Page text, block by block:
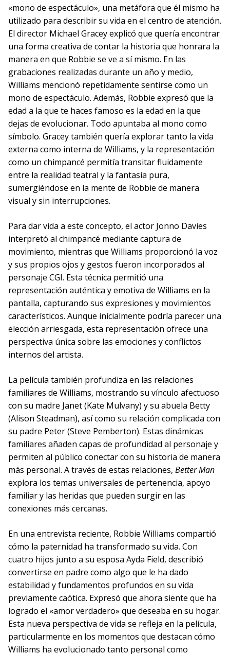
«mono de espectáculo», una metáfora que él mismo ha
utilizado para describir su vida en el centro de atención.
El director Michael Gracey explicó que quería encontrar
una forma creativa de contar la historia que honrara la
manera en que Robbie se ve a sí mismo. En las
grabaciones realizadas durante un año y medio,
Williams mencionó repetidamente sentirse como un
mono de espectáculo. Además, Robbie expresó que la
edad a la que te haces famoso es la edad en la que
dejas de evolucionar. Todo apuntaba al mono como
símbolo. Gracey también quería explorar tanto la vida
externa como interna de Williams, y la representación
como un chimpancé permitía transitar fluidamente
entre la realidad teatral y la fantasía pura,
sumergiéndose en la mente de Robbie de manera
visual y sin interrupciones.
Para dar vida a este concepto, el actor Jonno Davies
interpretó al chimpancé mediante captura de
movimiento, mientras que Williams proporcionó la voz
y sus propios ojos y gestos fueron incorporados al
personaje CGI. Esta técnica permitió una
representación auténtica y emotiva de Williams en la
pantalla, capturando sus expresiones y movimientos
característicos. Aunque inicialmente podría parecer una
elección arriesgada, esta representación ofrece una
perspectiva única sobre las emociones y conflictos
internos del artista.
La película también profundiza en las relaciones
familiares de Williams, mostrando su vínculo afectuoso
con su madre Janet (Kate Mulvany) y su abuela Betty
(Alison Steadman), así como su relación complicada con
su padre Peter (Steve Pemberton). Estas dinámicas
familiares añaden capas de profundidad al personaje y
permiten al público conectar con su historia de manera
más personal. A través de estas relaciones, Better Man
explora los temas universales de pertenencia, apoyo
familiar y las heridas que pueden surgir en las
conexiones más cercanas.
En una entrevista reciente, Robbie Williams compartió
cómo la paternidad ha transformado su vida. Con
cuatro hijos junto a su esposa Ayda Field, describió
convertirse en padre como algo que le ha dado
estabilidad y fundamentos profundos en su vida
previamente caótica. Expresó que ahora siente que ha
logrado el «amor verdadero» que deseaba en su hogar.
Esta nueva perspectiva de vida se refleja en la película,
particularmente en los momentos que destacan cómo
Williams ha evolucionado tanto personal como